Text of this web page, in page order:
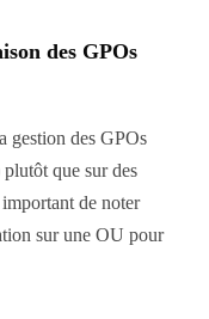
des GPOs
gestion des GPOs
que sur des
de noter
sur une OU pour